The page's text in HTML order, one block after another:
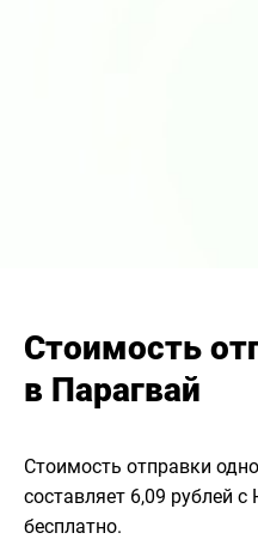
Стоимость
в Парагвай
Стоимость отправки
составляет 6,09 рублей
бесплатно.